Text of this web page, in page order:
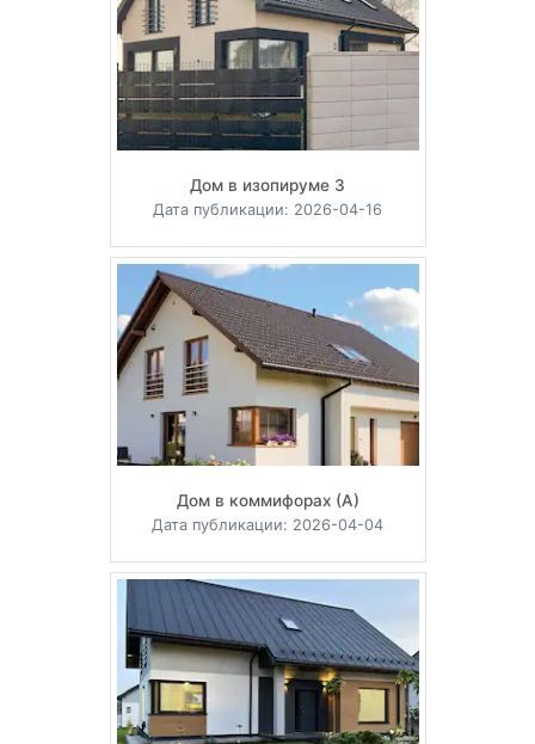
Дом в изопируме 3
Дата публикации: 2026-04-16
Дом в коммифорах (А)
Дата публикации: 2026-04-04